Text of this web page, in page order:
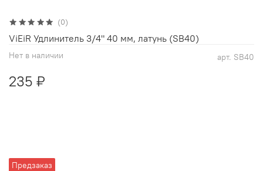
(0)
арт. SB40
Нет в наличии
Предзаказ
235 ₽
ViEiR Удлинитель 3/4" 40 мм, латунь (SB40)